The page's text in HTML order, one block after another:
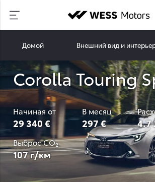
Домой Внешний вид и
Corolla Touring
Начиная от
29 340 €
В месяц
297 € 4.7
Выброс CO₂
107 г/км